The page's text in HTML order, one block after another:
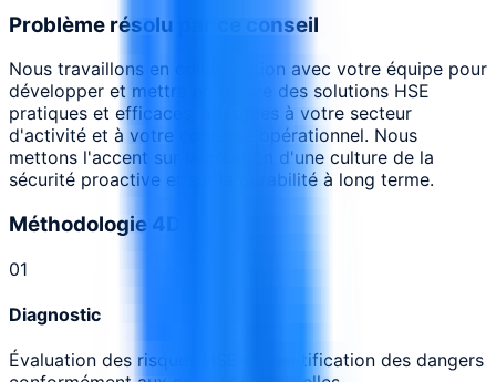
Problème résolu par ce conseil
Nous travaillons en collaboration avec votre équipe pour
développer et mettre en œuvre des solutions HSE
pratiques et efficaces, adaptées à votre secteur
d'activité et à votre contexte opérationnel. Nous
mettons l'accent sur la création d'une culture de la
sécurité proactive et sur la durabilité à long terme.
Méthodologie 4D
01
Diagnostic
Évaluation des risques HSE et identification des dangers